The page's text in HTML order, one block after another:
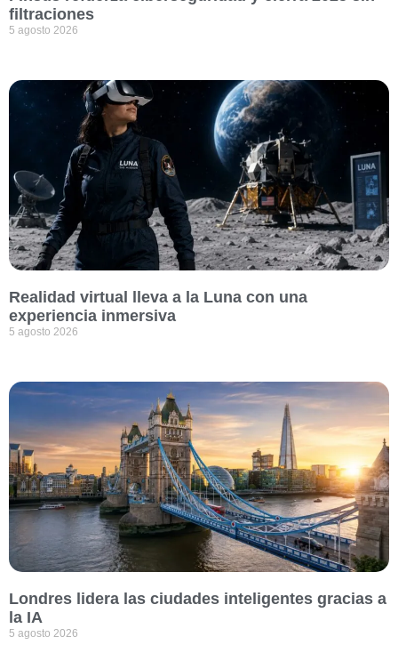
filtraciones
5 agosto 2026
Realidad virtual lleva a la Luna con una
experiencia inmersiva
5 agosto 2026
Londres lidera las ciudades inteligentes gracias a
la IA
5 agosto 2026